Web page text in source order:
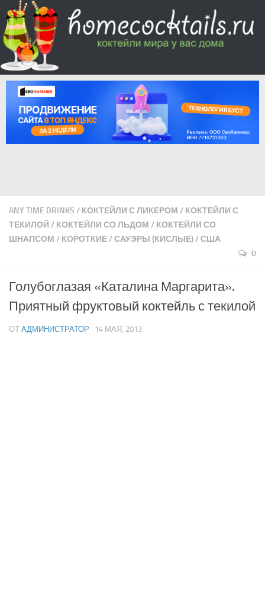
ANY TIME DRINKS / КОКТЕЙЛИ С ЛИКЕРОМ / КОКТЕЙЛИ С
ТЕКИЛОЙ / КОКТЕЙЛИ СО ЛЬДОМ / КОКТЕЙЛИ СО
ШНАПСОМ / КОРОТКИЕ/САУЭРЫ (КИСЛЫЕ)/США
0
Голубоглазая «Каталина Маргарита».
Приятный фруктовый коктейль с текилой
ОТ АДМИНИСТРАТОР · 14 МАЯ, 2013